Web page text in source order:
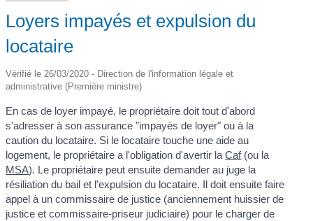
Loyers impayés et expulsion du
locataire
Vérifié le 26/03/2020 - Direction de l'information légale et
administrative (Première ministre)
En cas de loyer impayé, le propriétaire doit tout d'abord
s'adresser à son assurance "impayés de loyer" ou à la
caution du locataire. Si le locataire touche une aide au
logement, le propriétaire a l'obligation d'avertir laCaf(ou la
MSA). Le propriétaire peut ensuite demander au juge la
résiliation du bail et l'expulsion du locataire. Il doit ensuite faire
appel à un commissaire de justice (anciennement huissier de
justice et commissaire-priseur judiciaire) pour le charger de